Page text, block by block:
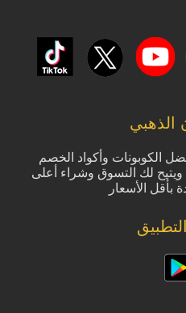
الذهبي
الكوبونات وأكواد الخصم
ويتيح لك التسوق وشراء أعلى
بأقل الأسعار